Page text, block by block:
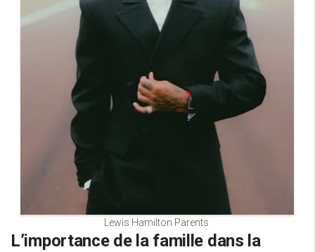
Lewis Hamilton Parents
L’importance de la famille dans la